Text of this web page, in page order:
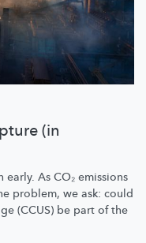
(in
As CO₂ emissions
problem, we ask: could
(CCUS) be part of the